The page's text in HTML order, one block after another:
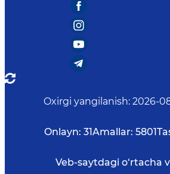
Oxirgi yangilanish: 2026-
Onlayn: 31Amallar: 5801
Veb-saytdagi o‘rtacha